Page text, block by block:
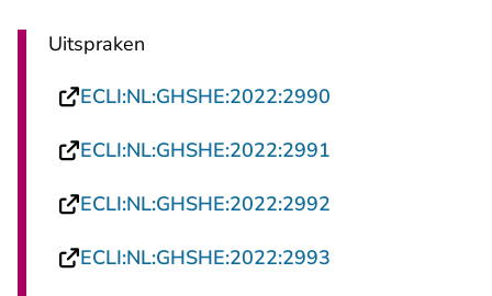
Uitspraken
ECLI:NL:GHSHE:2022:2990
ECLI:NL:GHSHE:2022:2991
ECLI:NL:GHSHE:2022:2992
ECLI:NL:GHSHE:2022:2993